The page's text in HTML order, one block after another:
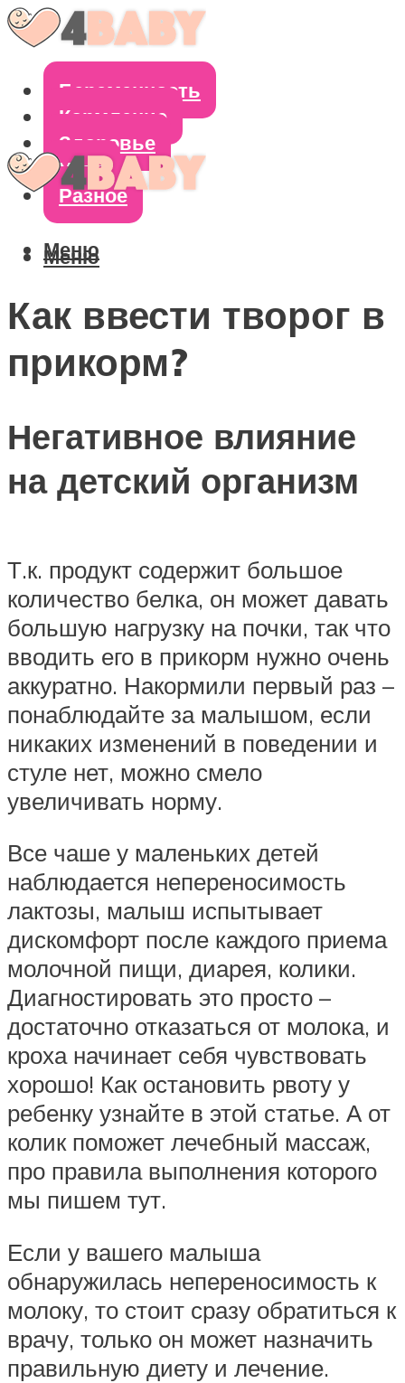
Беременность
Кормление
Здоровье
Уход
Разное
Меню
Меню
Как ввести творог в
прикорм?
Негативное влияние
на детский организм
Т.к. продукт содержит большое
количество белка, он может давать
большую нагрузку на почки, так что
вводить его в прикорм нужно очень
аккуратно. Накормили первый раз –
понаблюдайте за малышом, если
никаких изменений в поведении и
стуле нет, можно смело
увеличивать норму.
Все чаше у маленьких детей
наблюдается непереносимость
лактозы, малыш испытывает
дискомфорт после каждого приема
молочной пищи, диарея, колики.
Диагностировать это просто –
достаточно отказаться от молока, и
кроха начинает себя чувствовать
хорошо! Как остановить рвоту у
ребенку узнайте в этой статье. А от
колик поможет лечебный массаж,
про правила выполнения которого
мы пишем тут.
Если у вашего малыша
обнаружилась непереносимость к
молоку, то стоит сразу обратиться к
врачу, только он может назначить
правильную диету и лечение.